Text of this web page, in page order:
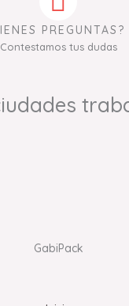
PREGUNTAS?
Contestamos tus dudas
GabiPack